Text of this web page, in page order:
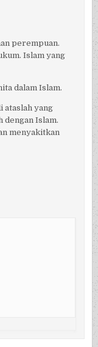
perempuan.
Islam yang
dalam Islam.
ataslah yang
dengan Islam.
menyakitkan